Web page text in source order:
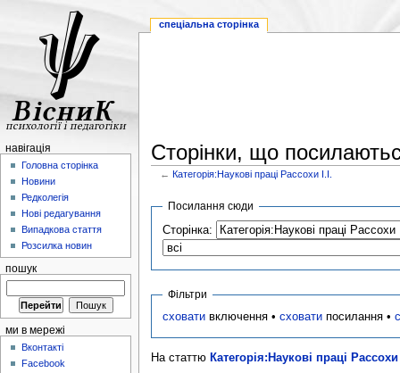
Сторінки, що
←Категорія:Наукові праці Рассохи І.І.
Посилання сюди
Сторінка:
Фільтри
сховати включення •сховати посилання •
На статтю Категорія:Наукові праці Рассохи
спеціальна сторінка
навігація
Головна сторінка
Новини
Редколегія
Нові редагування
Випадкова стаття
Розсилка новин
пошук
ми в мережі
Вконтакті
Facebook